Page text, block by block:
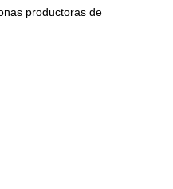
productoras de